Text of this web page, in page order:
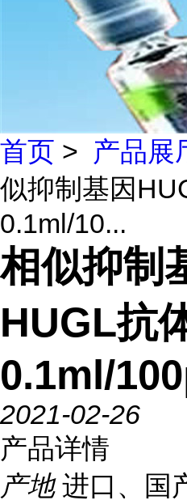
首页 > 产品展
似抑制基因
0.1ml/10...
相似抑制
HUGL抗
0.1ml/
2021-02-26
产品详情
产地 进口、国